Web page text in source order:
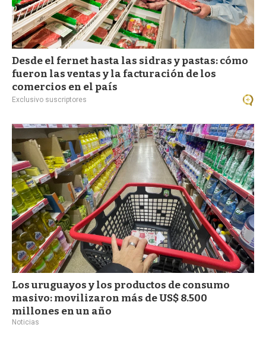
Desde el fernet hasta las sidras y pastas: cómo
fueron las ventas y la facturación de los
comercios en el país
Exclusivo suscriptores
Los uruguayos y los productos de consumo
masivo: movilizaron más de US$ 8.500
millones en un año
Noticias